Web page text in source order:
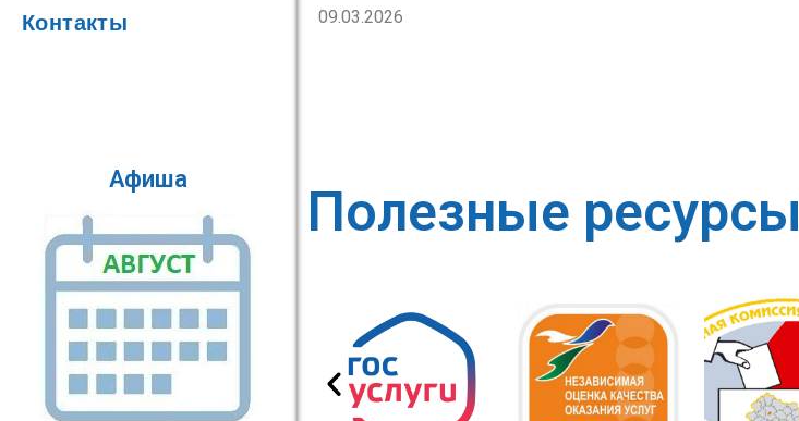
Контакты
Афиша
09.03.2026
Полезные ресурсы